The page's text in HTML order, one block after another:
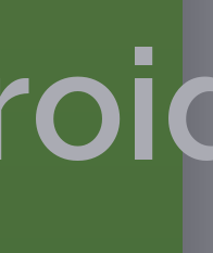
всех видов
консультацию
и других
массажа.
не входят
пациентов;
об отмене
записи,